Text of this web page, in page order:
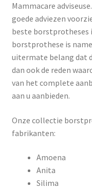
Mammacare
goede adviezen
beste borstprotheses
borstprothese is
uitermate belang dat
dan ook de reden
van het complete
aan u aanbieden.
Onze collectie
fabrikanten:
Amoena
Anita
Silima